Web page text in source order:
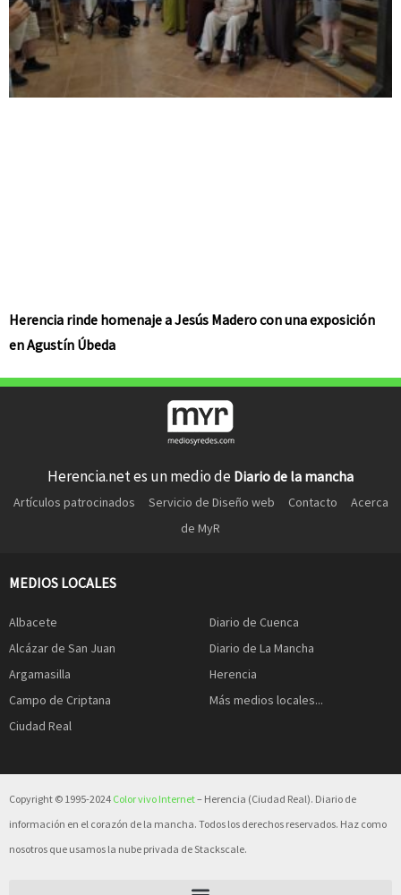
Herencia rinde homenaje a Jesús Madero con una exposición
en Agustín Úbeda
Herencia.net es un medio de Diario de la mancha
Artículos patrocinados Servicio de Diseño web Contacto
Acerca
de MyR
MEDIOS LOCALES
Albacete
Alcázar de San Juan
Argamasilla
Campo de Criptana
Ciudad Real
Diario de Cuenca
Diario de La Mancha
Herencia
Más medios locales...
Copyright © 1995-2024 Color vivo Internet– Herencia (Ciudad Real). Diario de
información en el corazón de la mancha. Todos los derechos reservados. Haz como
nosotros que usamos la nube privada de Stackscale.